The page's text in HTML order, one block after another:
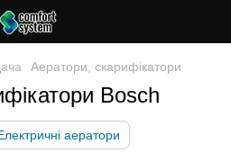
Аератори, скарифікатори
Bosch
аератори